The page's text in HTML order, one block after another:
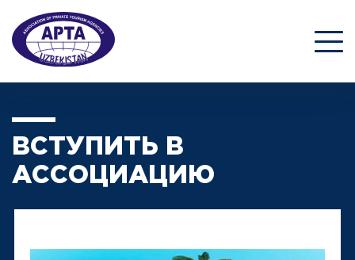
ВСТУПИТЬ В
АССОЦИАЦИЮ